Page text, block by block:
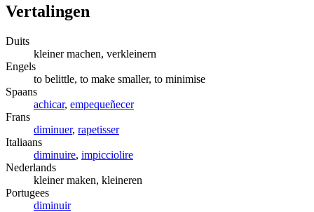
Vertalingen
Duits
kleiner machen, verkleinern
Engels
to belittle, to make smaller, to minimise
Spaans
achicar, empequeñecer
Frans
diminuer, rapetisser
Italiaans
diminuire, impicciolire
Nederlands
kleiner maken, kleineren
Portugees
diminuir